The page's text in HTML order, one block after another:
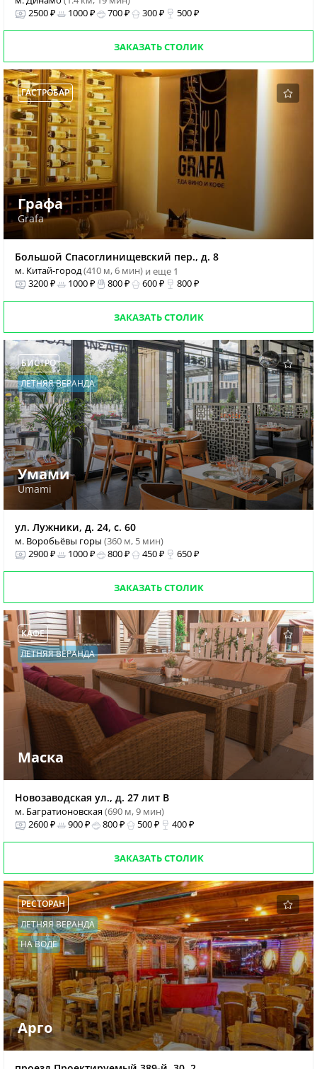
2500 ₽
1000 ₽ 700 ₽ 300 ₽ 500 ₽
ЗАКАЗАТЬ СТОЛИК
ГАСТРОБАР
Графа
Grafa
Большой Спасоглинищевский пер., д. 8
м. Китай-город(410 м, 6 мин) и еще 1
3200 ₽
1000 ₽ 800 ₽ 600 ₽ 800 ₽
ЗАКАЗАТЬ СТОЛИК
БИСТРО
ЛЕТНЯЯ ВЕРАНДА
Умами
Umami
ул. Лужники, д. 24, с. 60
м. Воробьёвы горы (360 м, 5 мин)
2900 ₽
1000 ₽ 800 ₽ 450 ₽ 650 ₽
ЗАКАЗАТЬ СТОЛИК
КАФЕ
ЛЕТНЯЯ ВЕРАНДА
Маска
Новозаводская ул., д. 27 лит В
м. Багратионовская(690 м, 9 мин)
2600 ₽
900 ₽ 800 ₽ 500 ₽ 400 ₽
ЗАКАЗАТЬ СТОЛИК
РЕСТОРАН
ЛЕТНЯЯ ВЕРАНДА
НА ВОДЕ
Арго